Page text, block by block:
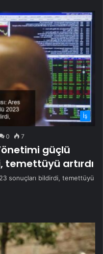
İş
0 7
güçlü
temettüyü artırdı
sonuçları bildirdi, temettüyü